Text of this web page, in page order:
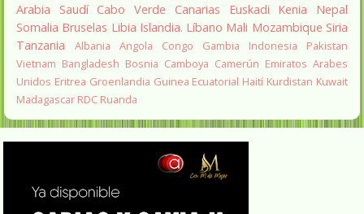
Arabia Saudí Cabo Verde Canarias Euskadi Kenia
Nepal
Somalia Bruselas Libia Islandia. Líbano Mali Mozambique Siria
Tanzania
Albania Angola Congo Gambia Indonesia
Pakistan
Vietnam Bangladesh Bosnia Camboya Camerún Emiratos Arabes
Unidos Eritrea Groenlandia Guinea Ecuatorial Haití Kurdistan Kuwait
Madagascar RDC Ruanda